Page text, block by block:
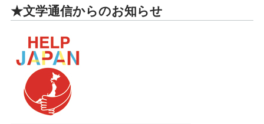
★文学通信からのお知らせ